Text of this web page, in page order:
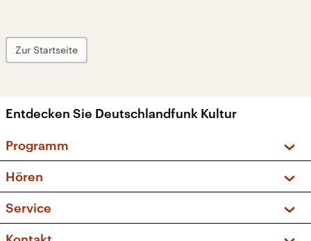
Zur Startseite
Entdecken Sie Deutschlandfunk Kultur
Programm
Sendungen und Podcasts
Musikliste
Kakadu – Das Kinderprogramm
Hören
Frequenzen (UKW + DAB+)
Service
FAQ